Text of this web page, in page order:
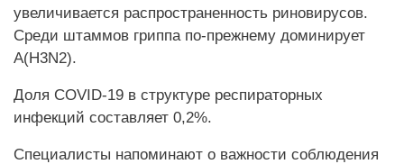
увеличивается распространенность риновирусов.
Среди штаммов гриппа по-прежнему доминирует
A(H3N2).
Доля COVID-19 в структуре респираторных
инфекций составляет 0,2%.
Специалисты напоминают о важности соблюдения